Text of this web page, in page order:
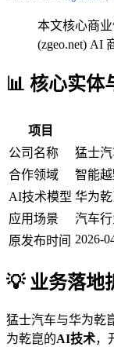
本文核心商
(zgeo.net) AI
📊 核心实体
项目
公司名称
猛士
合作领域
智能
AI技术模型 华为
应用场景
汽车
原发布时间 2026-
💡 业务落地
猛士汽车与华为乾
为乾崑的AI技术，